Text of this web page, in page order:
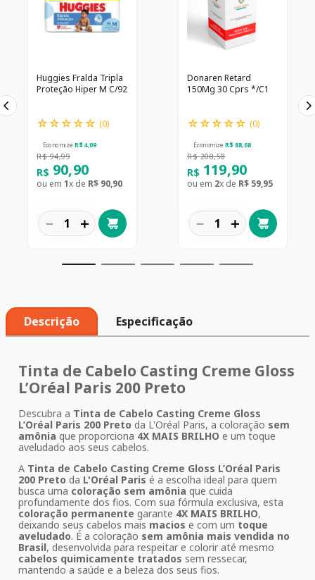
Huggies Fralda Tripla
Proteção Hiper M C/92
☆☆☆☆☆ (0)
Economize R$ 4,09
R$ 94,99
R$ 90,90
ou em 1x de R$ 90,90
＋
－
Donaren Retard
150Mg 30 Cprs */C1
☆☆☆☆☆ (0)
Economize R$ 88,68
R$ 208,58
R$ 119,90
ou em 2x de R$ 59,95
＋
－
Descrição Especificação
Tinta de Cabelo Casting Creme Gloss
L’Oréal Paris 200 Preto
Descubra a Tinta de Cabelo Casting Creme Gloss
L’Oréal Paris 200 Preto da L'Oréal Paris, a coloração sem
amônia que proporciona 4X MAIS BRILHO e um toque
aveludado aos seus cabelos.
A Tinta de Cabelo Casting Creme Gloss L’Oréal Paris
200 Preto da L'Oréal Paris é a escolha ideal para quem
busca uma coloração sem amônia que cuida
profundamente dos fios. Com sua fórmula exclusiva, esta
coloração permanente garante 4X MAIS BRILHO,
deixando seus cabelos mais macios e com um toque
aveludado. É a coloração sem amônia mais vendida no
Brasil, desenvolvida para respeitar e colorir até mesmo
cabelos quimicamente tratados sem ressecar,
mantendo a saúde e a beleza dos seus fios.